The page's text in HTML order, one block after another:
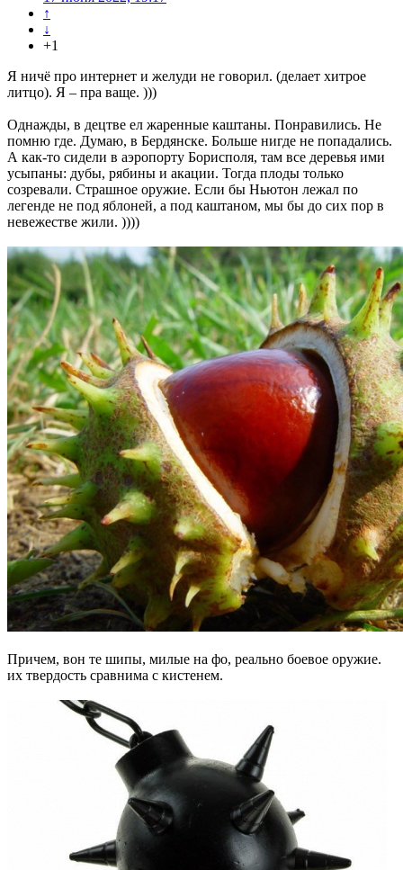
↑
↓
+1
Я ничё про интернет и желуди не говорил. (делает хитрое
литцо). Я – пра ваще. )))
Однажды, в децтве ел жаренные каштаны. Понравились. Не
помню где. Думаю, в Бердянске. Больше нигде не попадались.
А как-то сидели в аэропорту Борисполя, там все деревья ими
усыпаны: дубы, рябины и акации. Тогда плоды только
созревали. Страшное оружие. Если бы Ньютон лежал по
легенде не под яблоней, а под каштаном, мы бы до сих пор в
невежестве жили. ))))
Причем, вон те шипы, милые на фо, реально боевое оружие.
их твердость сравнима с кистенем.